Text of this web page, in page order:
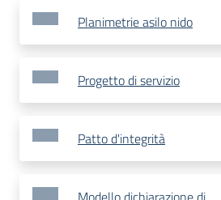
Planimetrie asilo nido
Progetto di servizio
Patto d'integrità